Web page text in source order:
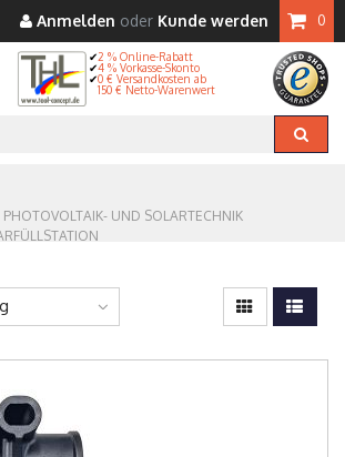
Anmelden oder Kunde werden 0
2 % Online-Rabatt
4 % Vorkasse-Skonto
0 € Versandkosten ab
150 € Netto-Warenwert
PHOTOVOLTAIK- UND SOLARTECHNIK